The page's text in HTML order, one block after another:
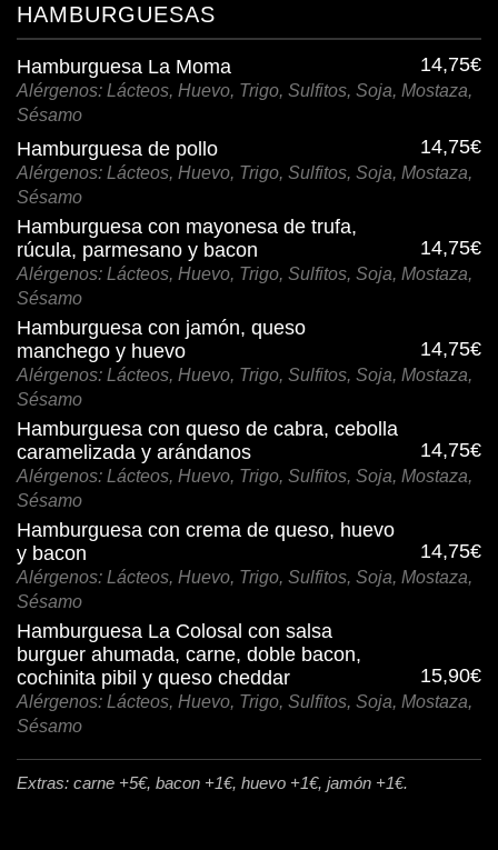
HAMBURGUESAS
Hamburguesa La Moma 14,75€
Alérgenos: Lácteos, Huevo, Trigo, Sulfitos, Soja, Mostaza,
Sésamo
Hamburguesa de pollo 14,75€
Alérgenos: Lácteos, Huevo, Trigo, Sulfitos, Soja, Mostaza,
Sésamo
Hamburguesa con mayonesa de trufa,
rúcula, parmesano y bacon
14,75€
Alérgenos: Lácteos, Huevo, Trigo, Sulfitos, Soja, Mostaza,
Sésamo
Hamburguesa con jamón, queso
manchego y huevo
14,75€
Alérgenos: Lácteos, Huevo, Trigo, Sulfitos, Soja, Mostaza,
Sésamo
Hamburguesa con queso de cabra, cebolla
caramelizada y arándanos
14,75€
Alérgenos: Lácteos, Huevo, Trigo, Sulfitos, Soja, Mostaza,
Sésamo
Hamburguesa con crema de queso, huevo
y bacon
14,75€
Alérgenos: Lácteos, Huevo, Trigo, Sulfitos, Soja, Mostaza,
Sésamo
Hamburguesa La Colosal con salsa
burguer ahumada, carne, doble bacon,
cochinita pibil y queso cheddar
15,90€
Alérgenos: Lácteos, Huevo, Trigo, Sulfitos, Soja, Mostaza,
Sésamo
Extras: carne +5€, bacon +1€, huevo +1€, jamón +1€.